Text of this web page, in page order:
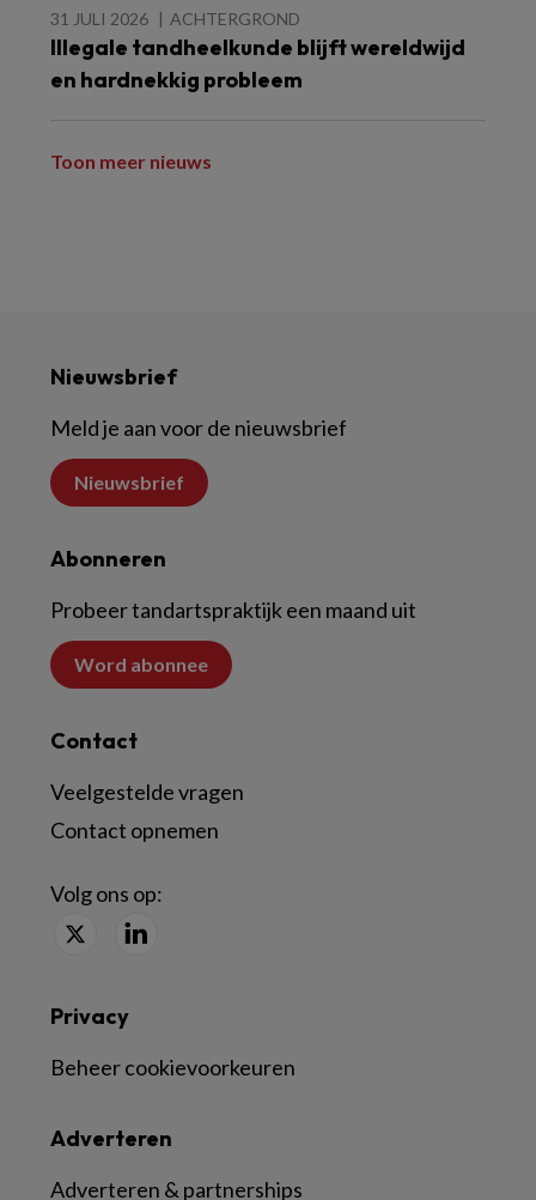
31 JULI 2026 ACHTERGROND
Illegale tandheelkunde blijft wereldwijd
en hardnekkig probleem
Toon meer nieuws
Nieuwsbrief
Meld je aan voor de nieuwsbrief
Nieuwsbrief
Abonneren
Probeer tandartspraktijk een maand uit
Word abonnee
Contact
Veelgestelde vragen
Contact opnemen
Volg ons op:
Adverteren
Adverteren & partnerships
Privacy
Beheer cookievoorkeuren